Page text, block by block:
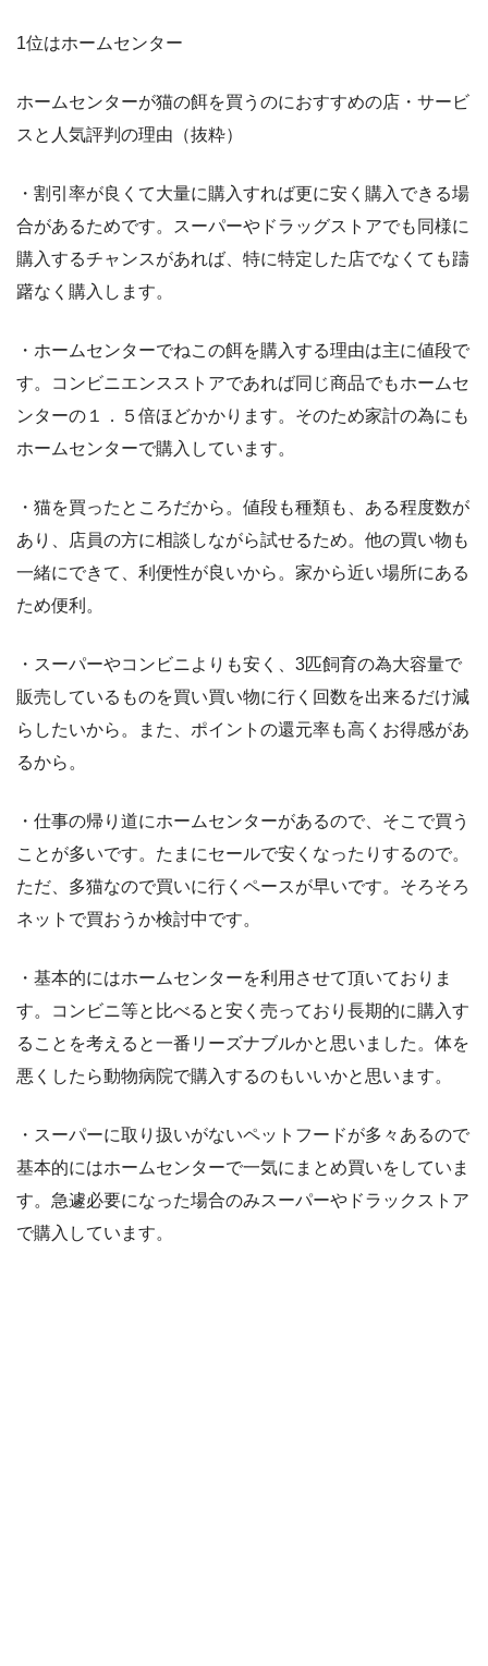
1位はホームセンター
ホームセンターが猫の餌を買うのにおすすめの店・サービ
スと人気評判の理由（抜粋）
・割引率が良くて大量に購入すれば更に安く購入できる場
合があるためです。スーパーやドラッグストアでも同様に
購入するチャンスがあれば、特に特定した店でなくても躊
躇なく購入します。
・ホームセンターでねこの餌を購入する理由は主に値段で
す。コンビニエンスストアであれば同じ商品でもホームセ
ンターの１．５倍ほどかかります。そのため家計の為にも
ホームセンターで購入しています。
・猫を買ったところだから。値段も種類も、ある程度数が
あり、店員の方に相談しながら試せるため。他の買い物も
一緒にできて、利便性が良いから。家から近い場所にある
ため便利。
・スーパーやコンビニよりも安く、3匹飼育の為大容量で
販売しているものを買い買い物に行く回数を出来るだけ減
らしたいから。また、ポイントの還元率も高くお得感があ
るから。
・仕事の帰り道にホームセンターがあるので、そこで買う
ことが多いです。たまにセールで安くなったりするので。
ただ、多猫なので買いに行くペースが早いです。そろそろ
ネットで買おうか検討中です。
・基本的にはホームセンターを利用させて頂いておりま
す。コンビニ等と比べると安く売っており長期的に購入す
ることを考えると一番リーズナブルかと思いました。体を
悪くしたら動物病院で購入するのもいいかと思います。
・スーパーに取り扱いがないペットフードが多々あるので
基本的にはホームセンターで一気にまとめ買いをしていま
す。急遽必要になった場合のみスーパーやドラックストア
で購入しています。